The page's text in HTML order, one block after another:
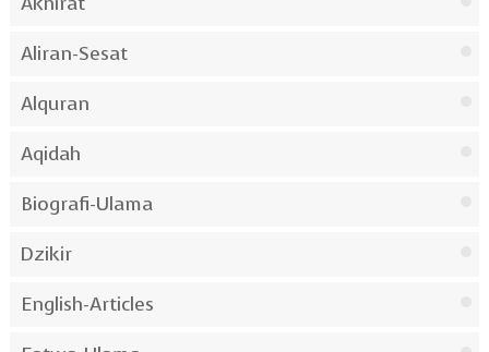
Aliran-Sesat
Alquran
Aqidah
Biografi-Ulama
Dzikir
English-Articles